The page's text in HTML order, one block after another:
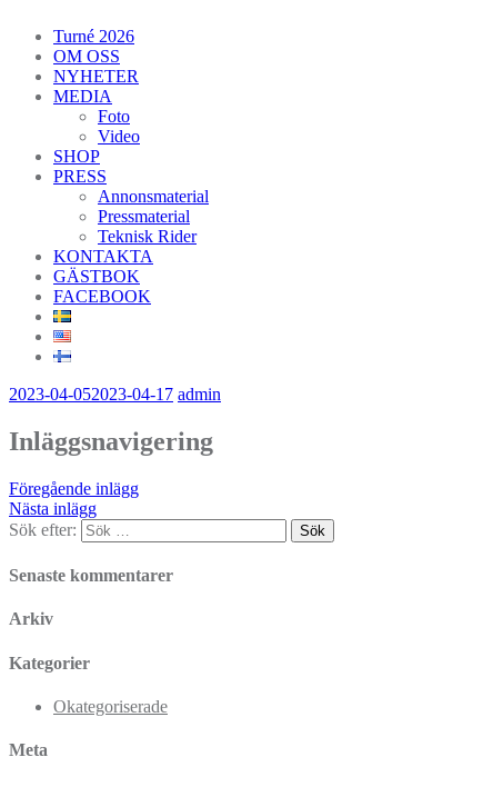
Turné 2026
OM OSS
NYHETER
MEDIA
Foto
Video
SHOP
PRESS
Annonsmaterial
Pressmaterial
Teknisk Rider
KONTAKTA
GÄSTBOK
FACEBOOK
2023-04-052023-04-17 admin
Inläggsnavigering
Föregående inlägg
Nästa inlägg
Sök efter:
Senaste kommentarer
Arkiv
Kategorier
Okategoriserade
Meta